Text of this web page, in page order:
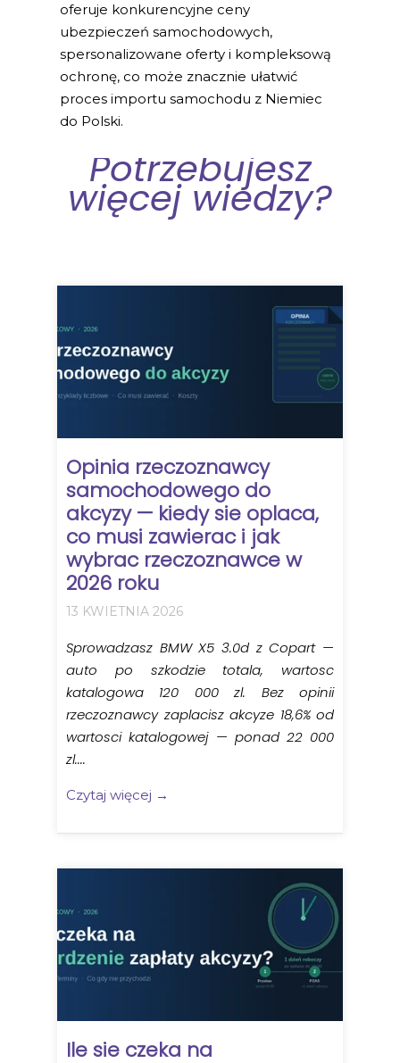
oferuje konkurencyjne ceny
ubezpieczeń samochodowych,
spersonalizowane oferty i kompleksową
ochronę, co może znacznie ułatwić
proces importu samochodu z Niemiec
do Polski.
Potrzebujesz
więcej wiedzy?
Opinia rzeczoznawcy
samochodowego do
akcyzy — kiedy sie oplaca,
co musi zawierac i jak
wybrac rzeczoznawce w
2026 roku
13 KWIETNIA 2026
Sprowadzasz BMW X5 3.0d z Copart —
auto po szkodzie totala, wartosc
katalogowa 120 000 zl. Bez opinii
rzeczoznawcy zaplacisz akcyze 18,6% od
wartosci katalogowej — ponad 22 000
zl....
Czytaj więcej →
Ile sie czeka na